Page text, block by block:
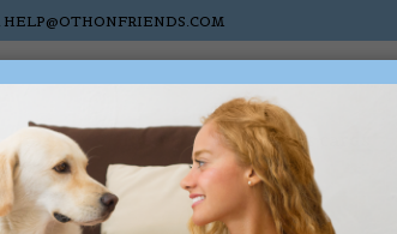
HELP@OTHONFRIENDS.COM
Horses Nieuw Sale Gift cards